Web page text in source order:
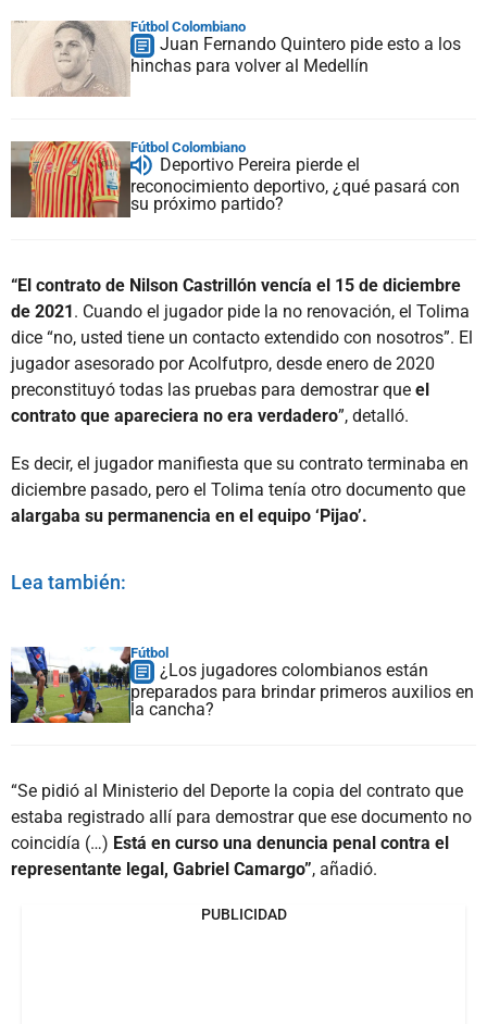
Fútbol Colombiano
Juan Fernando Quintero pide esto a los
hinchas para volver al Medellín
Fútbol Colombiano
Deportivo Pereira pierde el
reconocimiento deportivo, ¿qué pasará con
su próximo partido?
“El contrato de Nilson Castrillón vencía el 15 de diciembre
de 2021. Cuando el jugador pide la no renovación, el Tolima
dice “no, usted tiene un contacto extendido con nosotros”. El
jugador asesorado por Acolfutpro, desde enero de 2020
preconstituyó todas las pruebas para demostrar que el
contrato que apareciera no era verdadero”, detalló.
Es decir, el jugador manifiesta que su contrato terminaba en
diciembre pasado, pero el Tolima tenía otro documento que
alargaba su permanencia en el equipo ‘Pijao’.
Lea también:
Fútbol
¿Los jugadores colombianos están
preparados para brindar primeros auxilios en
la cancha?
“Se pidió al Ministerio del Deporte la copia del contrato que
estaba registrado allí para demostrar que ese documento no
coincidía (…) Está en curso una denuncia penal contra el
representante legal, Gabriel Camargo”, añadió.
PUBLICIDAD